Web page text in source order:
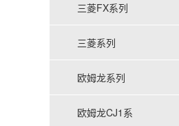
三菱FX系列
三菱系列
欧姆龙系列
欧姆龙CJ1系